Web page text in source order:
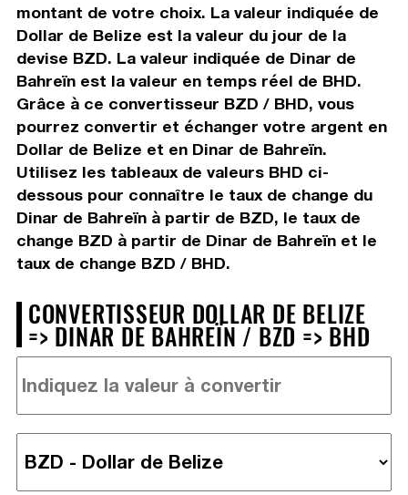
montant de votre choix. La valeur indiquée de
Dollar de Belize est la valeur du jour de la
devise BZD. La valeur indiquée de Dinar de
Bahreïn est la valeur en temps réel de BHD.
Grâce à ce convertisseur BZD / BHD, vous
pourrez convertir et échanger votre argent en
Dollar de Belize et en Dinar de Bahreïn.
Utilisez les tableaux de valeurs BHD ci-
dessous pour connaître le taux de change du
Dinar de Bahreïn à partir de BZD, le taux de
change BZD à partir de Dinar de Bahreïn et le
taux de change BZD / BHD.
CONVERTISSEUR DOLLAR DE BELIZE
=> DINAR DE BAHREÏN / BZD => BHD